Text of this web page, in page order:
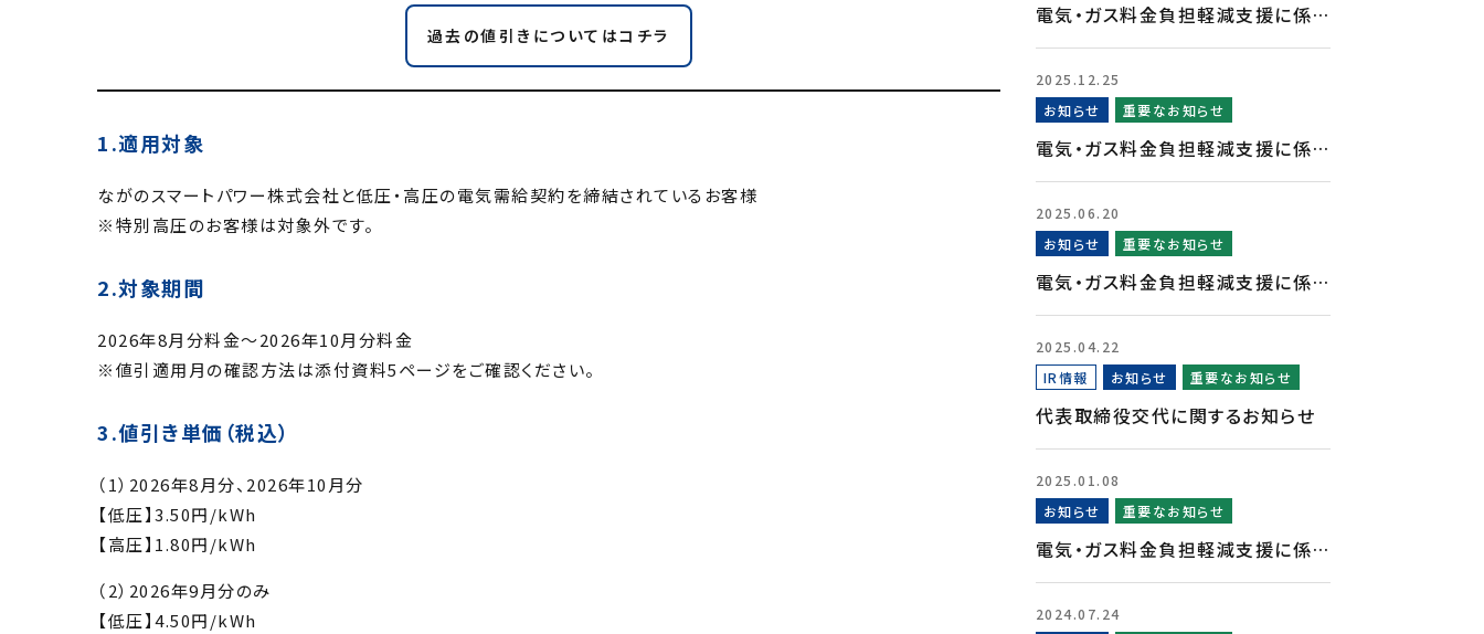
過去の値引きについてはコチラ
1.適用対象
ながのスマートパワー株式会社と低圧・高圧の電気需給契約を締結されているお客様
※特別高圧のお客様は対象外です。
2.対象期間
2026年8月分料金～2026年10月分料金
※値引適用月の確認方法は添付資料5ページをご確認ください。
3.値引き単価（税込）
（1）2026年8月分、2026年10月分
【低圧】3.50円/kWh
【高圧】1.80円/kWh
（2）2026年9月分のみ
【低圧】4.50円/kWh
電気・ガス料金負担軽減支援に係…
2025.12.25
お知らせ
重要なお知らせ
電気・ガス料金負担軽減支援に係…
2025.06.20
お知らせ
重要なお知らせ
電気・ガス料金負担軽減支援に係…
2025.04.22
IR情報
お知らせ 重要なお知らせ
代表取締役交代に関するお知らせ
2025.01.08
お知らせ
重要なお知らせ
電気・ガス料金負担軽減支援に係…
2024.07.24